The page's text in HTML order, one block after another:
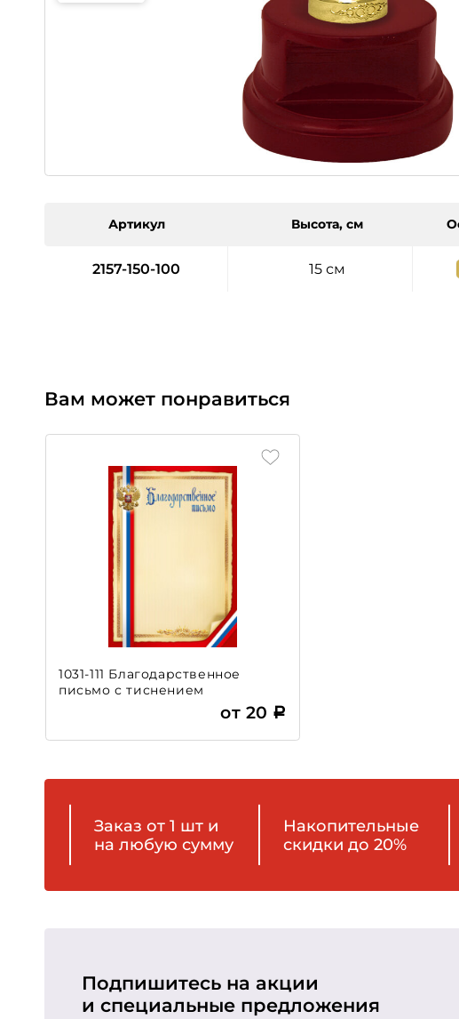
Артикул Высота, см
2157-150-100 15 см
Вам может понравиться
1031-111 Благодарственное
письмо с тиснением
от 20
Заказ от 1 шт и
на любую сумму
Накопительные
скидки до 20%
Подпишитесь на акции
и специальные предложения